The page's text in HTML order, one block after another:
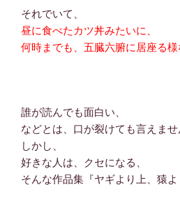
それでいて、
昼に食べたカツ丼みたいに、
何時までも、五臓六腑に居座る
誰が読んでも面白い、
などとは、口が裂けても言えませ
しかし、
好きな人は、クセになる、
そんな作品集『ヤギより上、猿よ